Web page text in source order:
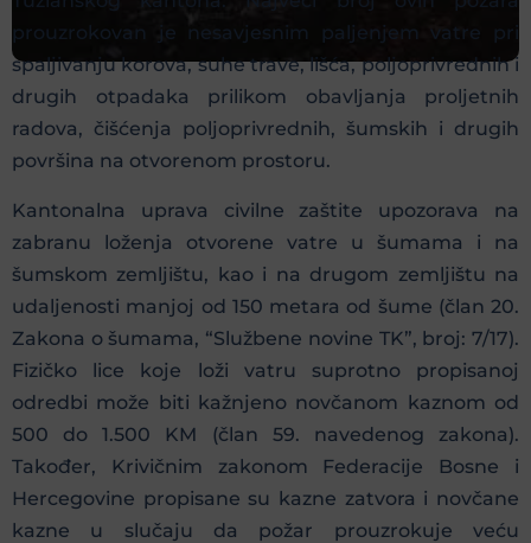
prouzrokovan je nesavjesnim paljenjem vatre pri
spaljivanju korova, suhe trave, lišća, poljoprivrednih i
drugih otpadaka prilikom obavljanja proljetnih
radova, čišćenja poljoprivrednih, šumskih i drugih
površina na otvorenom prostoru.
Kantonalna uprava civilne zaštite upozorava na
zabranu loženja otvorene vatre u šumama i na
šumskom zemljištu, kao i na drugom zemljištu na
udaljenosti manjoj od 150 metara od šume (član 20.
Zakona o šumama, “Službene novine TK”, broj: 7/17).
Fizičko lice koje loži vatru suprotno propisanoj
odredbi može biti kažnjeno novčanom kaznom od
500 do 1.500 KM (član 59. navedenog zakona).
Također, Krivičnim zakonom Federacije Bosne i
Hercegovine propisane su kazne zatvora i novčane
kazne u slučaju da požar prouzrokuje veću